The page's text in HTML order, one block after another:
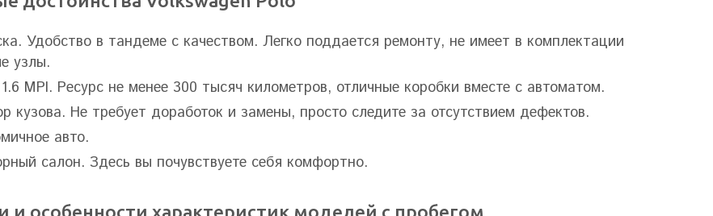
Удобство в тандеме с качеством. Легко поддается ремонту, не имеет в комплектации
узлы.
MPI. Ресурс не менее 300 тысяч километров, отличные коробки вместе с автоматом.
кузова. Не требует доработок и замены, просто следите за отсутствием дефектов.
авто.
салон. Здесь вы почувствуете себя комфортно.
и особенности характеристик моделей с пробегом